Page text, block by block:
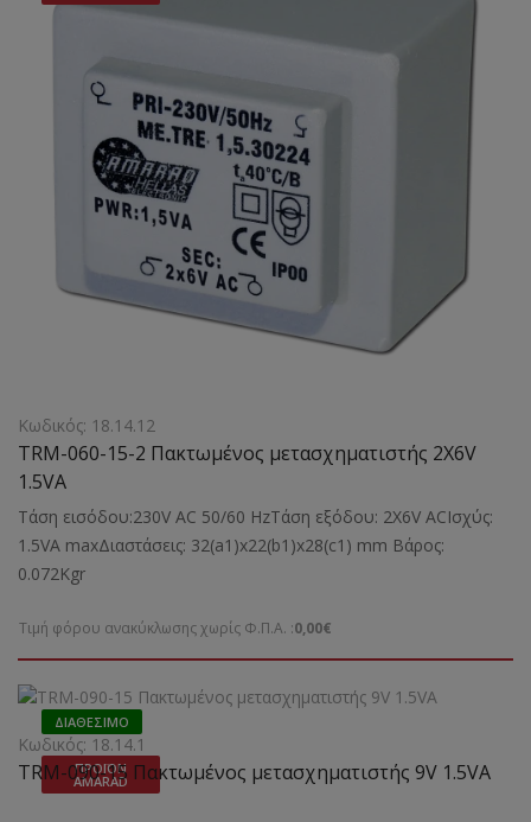
Κωδικός: 18.14.12
TRM-060-15-2 Πακτωμένος μετασχηματιστής 2X6V
1.5VA
Τάση εισόδου:230V AC 50/60 HzΤάση εξόδου: 2X6V ACΙσχύς:
1.5VA maxΔιαστάσεις: 32(a1)x22(b1)x28(c1) mm Bάρος:
0.072Kgr
Τιμή φόρου ανακύκλωσης χωρίς Φ.Π.Α. :0,00€
ΔΙΑΘΈΣΙΜΟ
ΠΡΟΪΌΝ
AMARAD
Κωδικός: 18.14.1
TRM-090-15 Πακτωμένος μετασχηματιστής 9V 1.5VA